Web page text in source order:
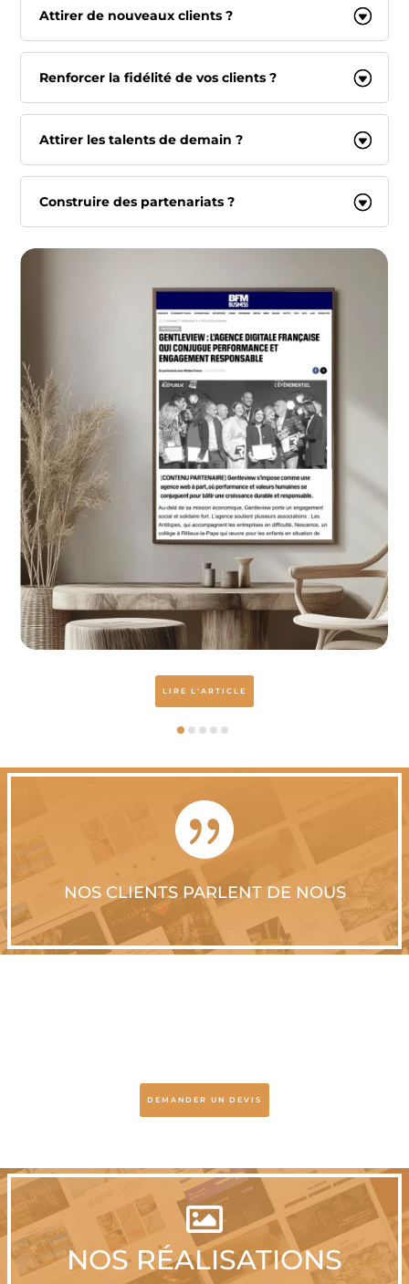
Attirer de nouveaux clients ?
Renforcer la fidélité de vos clients ?
Attirer les talents de demain ?
Construire des partenariats ?
LIRE L'ARTICLE

NOS CLIENTS PARLENT DE NOUS
DEMANDER UN DEVIS

NOS RÉALISATIONS